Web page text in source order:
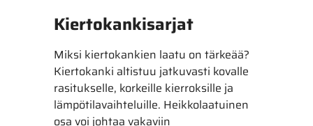
Kiertokankisarjat
Miksi kiertokankien laatu on tärkeää?
Kiertokanki altistuu jatkuvasti kovalle
rasitukselle, korkeille kierroksille ja
lämpötilavaihteluille. Heikkolaatuinen
osa voi johtaa vakaviin